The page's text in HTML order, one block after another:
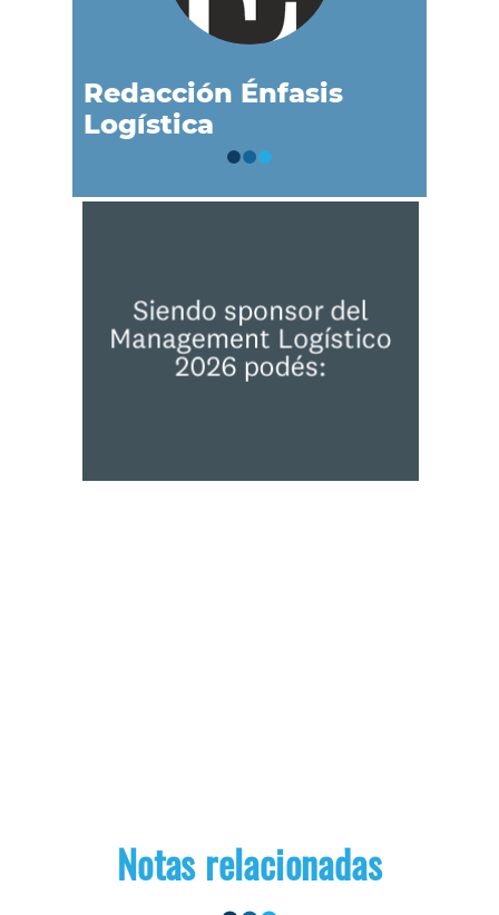
Redacción Énfasis
Logística
Notas relacionadas